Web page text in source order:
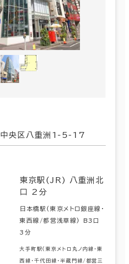
中央区八重洲1-5-17
東京駅(JR) 八重洲北
口 2分
日本橋駅(東京メトロ銀座線･
東西線/都営浅草線) B3口
3分
大手町駅(東京メトロ丸ノ内線･東
西線･千代田線･半蔵門線/都営三